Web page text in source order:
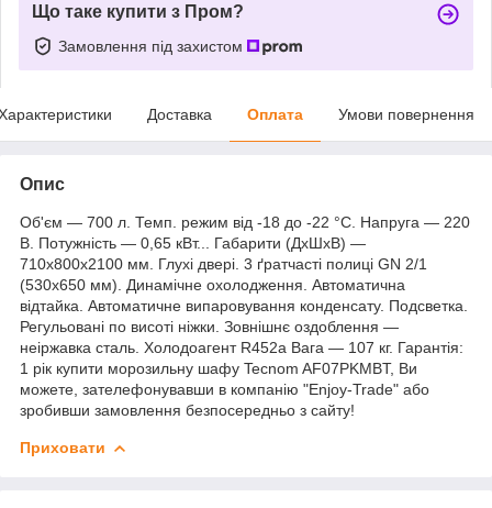
Що таке купити з Пром?
Замовлення під захистом
Доставка Оплата Умови повернення
Опис
Об'єм — 700 л. Темп. режим від -18 до -22 °C. Напруга — 220
В. Потужність — 0,65 кВт... Габарити (ДхШхВ) —
710x800x2100 мм. Глухі двері. 3 ґратчасті полиці GN 2/1
(530х650 мм). Динамічне охолодження. Автоматична
відтайка. Автоматичне випаровування конденсату. Подсветка.
Регульовані по висоті ніжки. Зовнішнє оздоблення —
неіржавка сталь. Холодоагент R452a Вага — 107 кг. Гарантія:
1 рік купити морозильну шафу Tecnom AF07PKMBT, Ви
можете, зателефонувавши в компанію "Enjoy-Trade" або
зробивши замовлення безпосередньо з сайту!
Приховати